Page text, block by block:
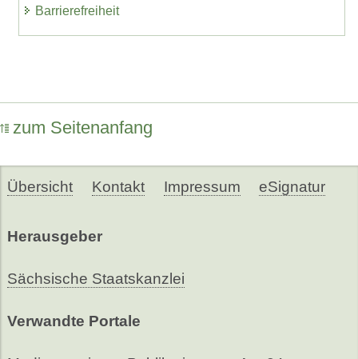
Barrierefreiheit
zum Seitenanfang
Übersicht Kontakt Impressum eSignatur
Herausgeber
Sächsische Staatskanzlei
Verwandte Portale